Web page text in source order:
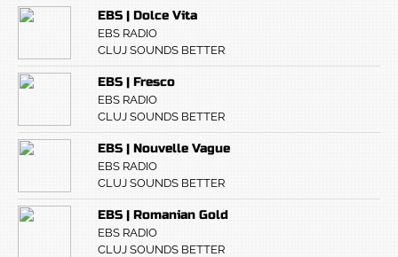
EBS | Dolce Vita
EBS RADIO
CLUJ SOUNDS BETTER
EBS | Fresco
EBS RADIO
CLUJ SOUNDS BETTER
EBS | Nouvelle Vague
EBS RADIO
CLUJ SOUNDS BETTER
EBS | Romanian Gold
EBS RADIO
CLUJ SOUNDS BETTER